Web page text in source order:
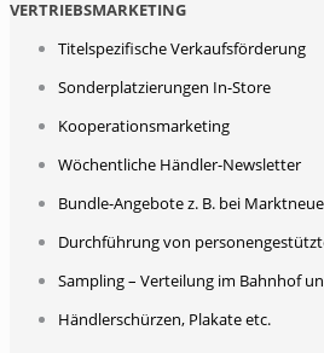
VERTRIEBSMARKETING
Titelspezifische Verkaufsförderung
Sonderplatzierungen In-Store
Kooperationsmarketing
Wöchentliche Händler-Newsletter
Bundle-Angebote z. B. bei
Durchführung von
Sampling – Verteilung im Bahnhof
Händlerschürzen, Plakate etc.